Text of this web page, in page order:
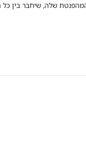
שלה, שיחבר בין כל